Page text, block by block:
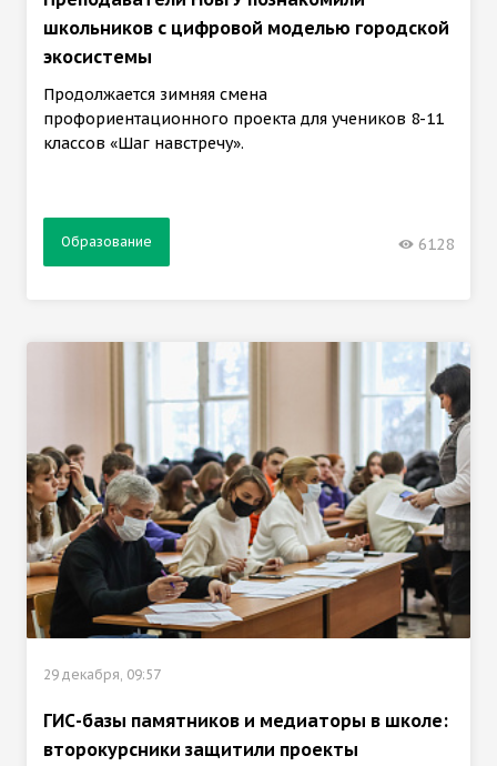
школьников с цифровой моделью городской
экосистемы
Продолжается зимняя смена
профориентационного проекта для учеников 8-11
классов «Шаг навстречу».
Образование 6128
29 декабря, 09:57
ГИС-базы памятников и медиаторы в школе:
второкурсники защитили проекты